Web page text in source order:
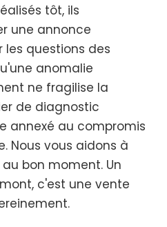
tôt, ils
une annonce
questions des
anomalie
ne fragilise la
de diagnostic
annexé au compromis
Nous vous aidons à
bon moment. Un
c'est une vente